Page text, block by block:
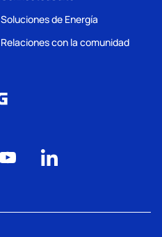
Soluciones de Energía
Relaciones con la comunidad